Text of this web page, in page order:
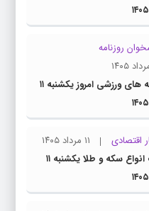
روزنامه
روزنامه های ورزشی امروز یکشنبه ۱۱
اقتصادی
۱۱ مرداد ۱۴۰۵
قیمت انواع سکه و طلا یکشنبه ۱۱